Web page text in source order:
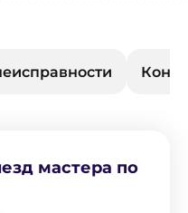
мастера по